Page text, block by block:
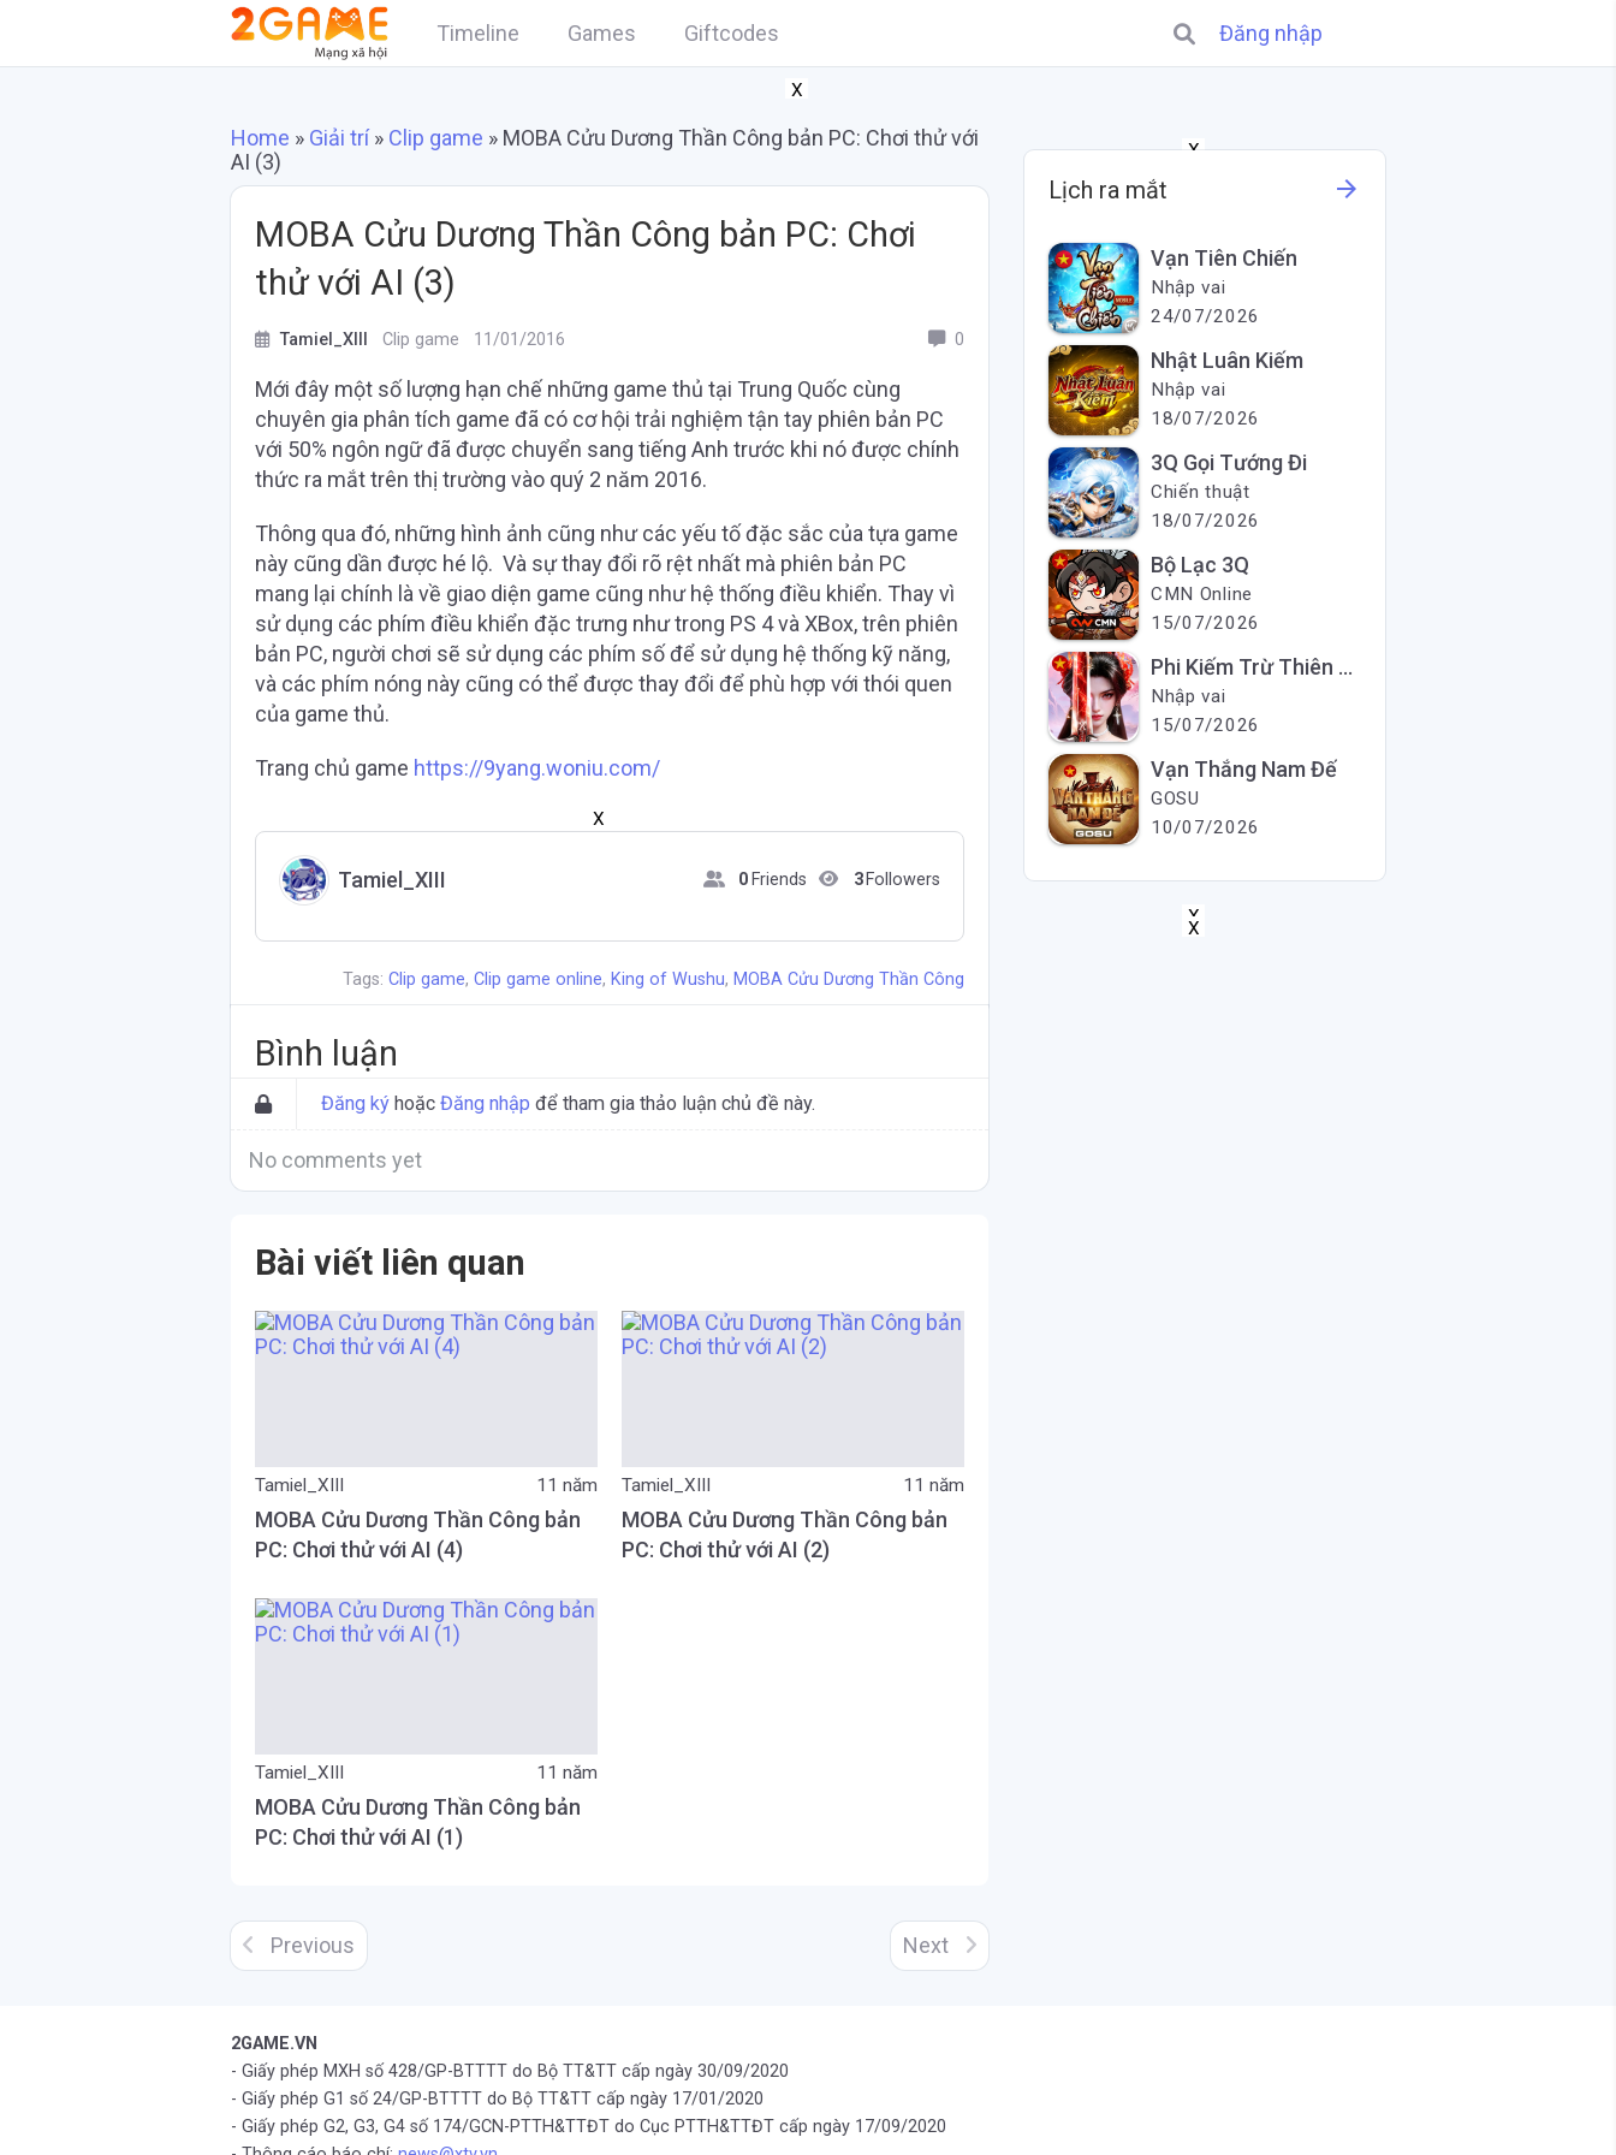
Timeline Games Giftcodes Đăng nhập
X
X
Lịch ra mắt arrow_forward
Vạn Tiên Chiến
Nhập vai
24/07/2026
Nhật Luân Kiếm
Nhập vai
18/07/2026
3Q Gọi Tướng Đi
Chiến thuật
18/07/2026
Bộ Lạc 3Q
CMN Online
15/07/2026
Phi Kiếm Trừ Thiên Ma
Nhập vai
15/07/2026
Vạn Thắng Nam Đế
GOSU
10/07/2026
X
X
Home » Giải trí» Clip game » MOBA Cửu Dương Thần Công bản PC: Chơi thử với
AI (3)
MOBA Cửu Dương Thần Công bản PC: Chơi
thử với AI (3)
Tamiel_XIII Clip game 11/01/2016 0
Mới đây một số lượng hạn chế những game thủ tại Trung Quốc cùng
chuyên gia phân tích game đã có cơ hội trải nghiệm tận tay phiên bản PC
với 50% ngôn ngữ đã được chuyển sang tiếng Anh trước khi nó được chính
thức ra mắt trên thị trường vào quý 2 năm 2016.
Thông qua đó, những hình ảnh cũng như các yếu tố đặc sắc của tựa game
này cũng dần được hé lộ. Và sự thay đổi rõ rệt nhất mà phiên bản PC
mang lại chính là về giao diện game cũng như hệ thống điều khiển. Thay vì
sử dụng các phím điều khiển đặc trưng như trong PS 4 và XBox, trên phiên
bản PC, người chơi sẽ sử dụng các phím số để sử dụng hệ thống kỹ năng,
và các phím nóng này cũng có thể được thay đổi để phù hợp với thói quen
của game thủ.
Trang chủ game https://9yang.woniu.com/
X
Tamiel_XIII 0 Friends 3 Followers
Tags: Clip game, Clip game online, King of Wushu, MOBA Cửu Dương Thần Công
Bình luận
Đăng ký hoặc Đăng nhập để tham gia thảo luận chủ đề này.
No comments yet
Bài viết liên quan
Tamiel_XIII 11 năm
MOBA Cửu Dương Thần Công bản
PC: Chơi thử với AI (4)
Tamiel_XIII 11 năm
MOBA Cửu Dương Thần Công bản
PC: Chơi thử với AI (2)
Tamiel_XIII 11 năm
MOBA Cửu Dương Thần Công bản
PC: Chơi thử với AI (1)
Previous Next
2GAME.VN
- Giấy phép MXH số 428/GP-BTTTT do Bộ TT&TT cấp ngày 30/09/2020
- Giấy phép G1 số 24/GP-BTTTT do Bộ TT&TT cấp ngày 17/01/2020
- Giấy phép G2, G3, G4 số 174/GCN-PTTH&TTĐT do Cục PTTH&TTĐT cấp ngày 17/09/2020